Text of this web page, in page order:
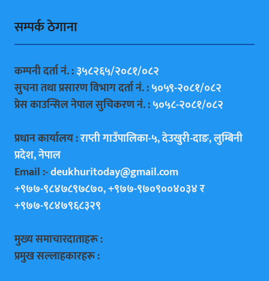
सम्पर्क ठेगाना
कम्पनी दर्ता नं. :३५८२६५/२०८१/०८२
सुचना तथा प्रसारण विभाग दर्ता नं. :५०५९-२०८१/०८२
प्रेस काउन्सिल नेपाल सुचिकरण नं. :५०५८-२०८१/०८२
प्रधान कार्यालय :राप्ती गाउँपालिका-५, देउखुरी-दाङ, लुम्बिनी
प्रदेश, नेपाल
Email :-deukhuritoday@gmail.com
+९७७-९८४७८९७८७०, +९७७-९७०९००४०३४ र
+९७७-९८४७९६८३२९
मुख्य समाचारदाताहरू :
प्रमुख सल्लाहकारहरू :